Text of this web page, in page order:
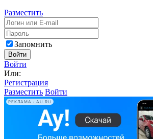
Разместить
Запомнить
Войти
Войти
Или:
Регистрация
Разместить Войти
РЕКЛАМА • AU.RU